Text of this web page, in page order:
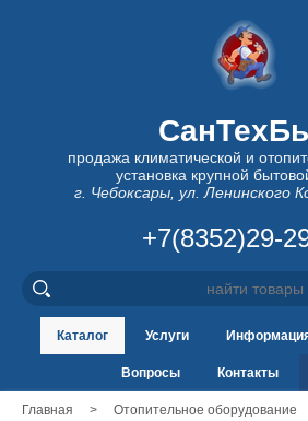
продажа климатической и
установка крупной
г. Чебоксары, ул. Ленинского
+7(8352)29-
Каталог Услуги
Вопросы Контакты
Главная > Отопительное оборудование